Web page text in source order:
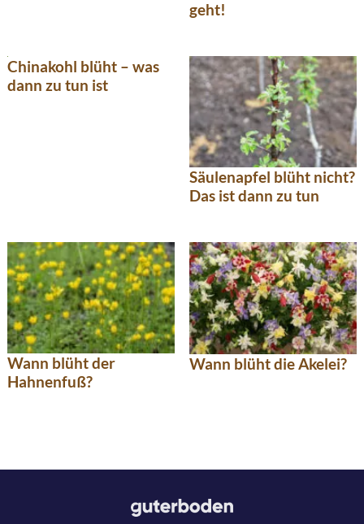
geht!
Chinakohl blüht – was
dann zu tun ist
Säulenapfel blüht nicht?
Das ist dann zu tun
Wann blüht der
Hahnenfuß?
Wann blüht die Akelei?